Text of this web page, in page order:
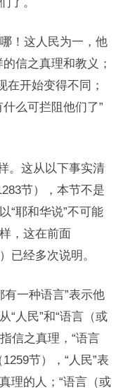
！这人民为一，他
信之真理和教义；
在开始变得不同；
么可拦阻他们了”
。这从以下事实清
节），本节不是
“耶和华说”不可能
，这在前面
已经多次说明。
有一种语言”表示他
“人民”和“语言（或
信之真理，“语言
节），“人民”表
理的人；“语言（或